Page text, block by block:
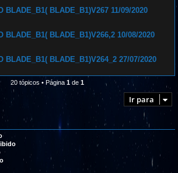
BLADE_B1( BLADE_B1)V267 11/09/2020
BLADE_B1( BLADE_B1)V266,2 10/08/2020
BLADE_B1( BLADE_B1)V264_2 27/07/2020
20 tópicos • Página 1 de 1
Ir para